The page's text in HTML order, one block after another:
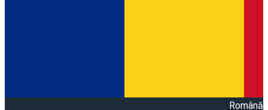
Română